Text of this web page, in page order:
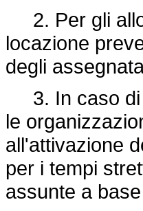
2. Per gli
locazione
degli
3. In caso di
le
all'attivazione
per i tempi
assunte a